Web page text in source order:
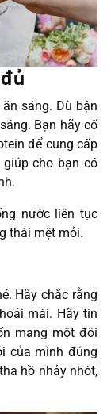
sáng. Dù bận
Bạn hãy cố
để cung cấp
cho bạn có
nước liên tục
thái mệt mỏi.
Hãy chắc rằng
mái. Hãy tin
mang một đôi
của mình đúng
hồ nhảy nhót,